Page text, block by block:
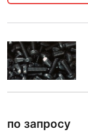
по запросу